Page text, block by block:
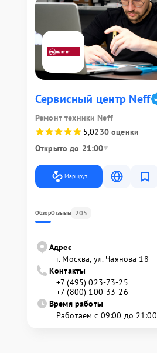
Сервисный центр Neff
Ремонт техники Neff
5,0230 оценки
Открыто до 21:00
Маршрут
ОбзорОтзывы 205
Адрес
г. Москва, ул. Чаянова 18
Контакты
+7 (495) 023-73-25
+7 (800) 100-33-26
Время работы
Работаем с 09:00 до 21:00